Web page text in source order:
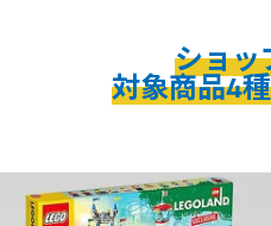
ショッ
対象商品4